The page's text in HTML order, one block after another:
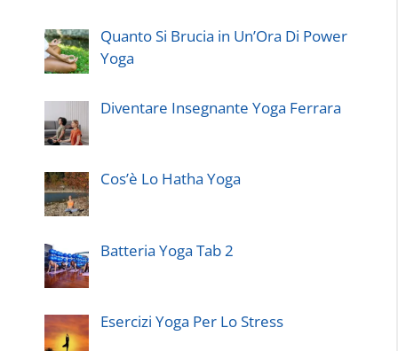
Quanto Si Brucia in Un’Ora Di Power
Yoga
Diventare Insegnante Yoga Ferrara
Cos’è Lo Hatha Yoga
Batteria Yoga Tab 2
Esercizi Yoga Per Lo Stress